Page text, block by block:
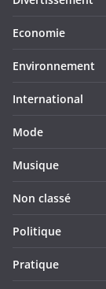
Economie
Environnement
International
Mode
Musique
Non classé
Politique
Pratique